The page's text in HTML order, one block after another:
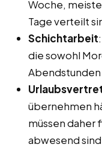
Woche,
Tage verteilt
Schichtarbeit
die sowohl
übernehmen
müssen daher
abwesend